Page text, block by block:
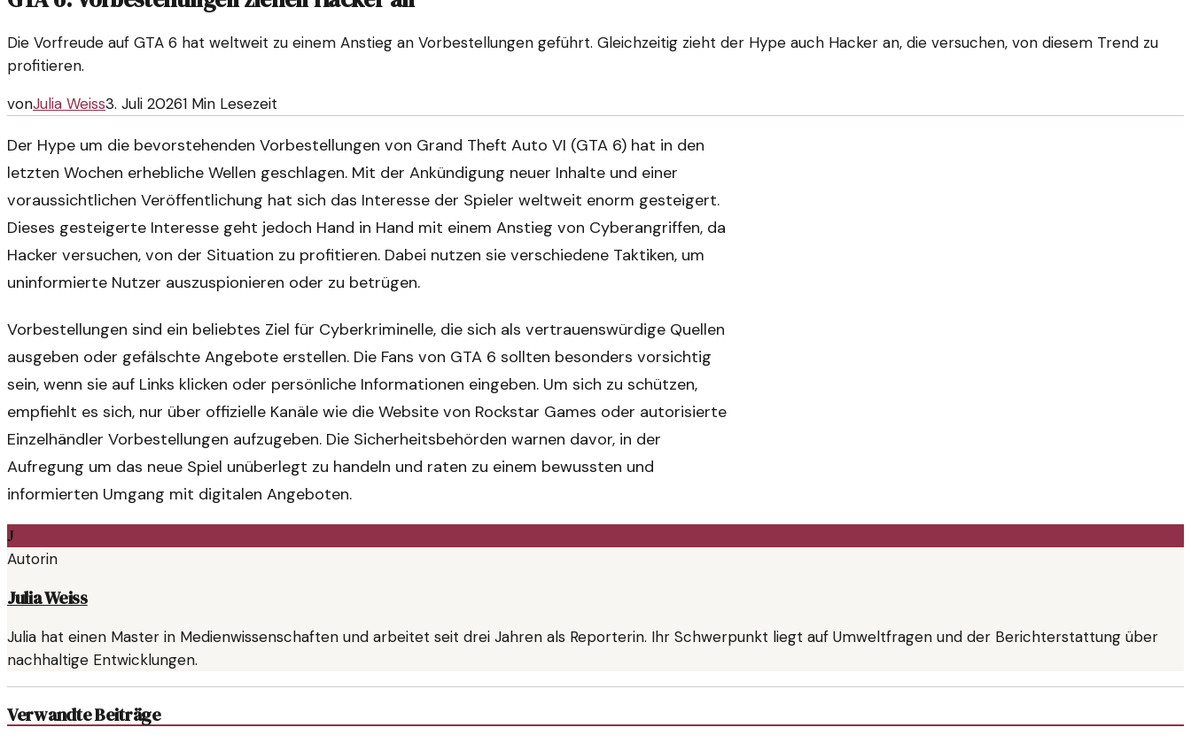
Die Vorfreude auf GTA 6 hat weltweit zu einem Anstieg an Vorbestellungen geführt. Gleichzeitig zieht der Hype auch Hacker an, die versuchen, von diesem Trend zu
profitieren.
vonJulia Weiss3. Juli 20261 Min Lesezeit
Der Hype um die bevorstehenden Vorbestellungen von Grand Theft Auto VI (GTA 6) hat in den
letzten Wochen erhebliche Wellen geschlagen. Mit der Ankündigung neuer Inhalte und einer
voraussichtlichen Veröffentlichung hat sich das Interesse der Spieler weltweit enorm gesteigert.
Dieses gesteigerte Interesse geht jedoch Hand in Hand mit einem Anstieg von Cyberangriffen, da
Hacker versuchen, von der Situation zu profitieren. Dabei nutzen sie verschiedene Taktiken, um
uninformierte Nutzer auszuspionieren oder zu betrügen.
Vorbestellungen sind ein beliebtes Ziel für Cyberkriminelle, die sich als vertrauenswürdige Quellen
ausgeben oder gefälschte Angebote erstellen. Die Fans von GTA 6 sollten besonders vorsichtig
sein, wenn sie auf Links klicken oder persönliche Informationen eingeben. Um sich zu schützen,
empfiehlt es sich, nur über offizielle Kanäle wie die Website von Rockstar Games oder autorisierte
Einzelhändler Vorbestellungen aufzugeben. Die Sicherheitsbehörden warnen davor, in der
Aufregung um das neue Spiel unüberlegt zu handeln und raten zu einem bewussten und
informierten Umgang mit digitalen Angeboten.
J
Autorin
Julia Weiss
Julia hat einen Master in Medienwissenschaften und arbeitet seit drei Jahren als Reporterin. Ihr Schwerpunkt liegt auf Umweltfragen und der Berichterstattung über
nachhaltige Entwicklungen.
Verwandte Beiträge